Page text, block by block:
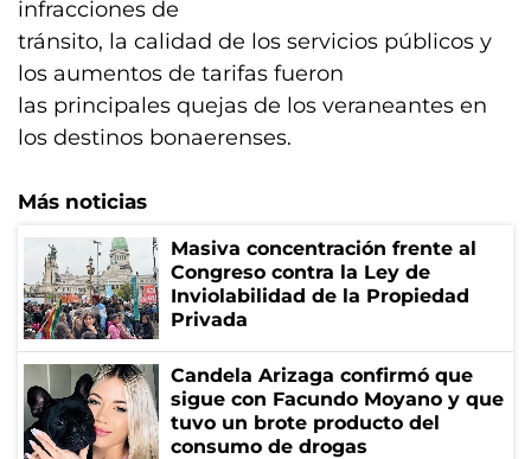
infracciones de
tránsito, la calidad de los servicios públicos y
los aumentos de tarifas fueron
las principales quejas de los veraneantes en
los destinos bonaerenses.
Más noticias
Masiva concentración frente al
Congreso contra la Ley de
Inviolabilidad de la Propiedad
Privada
Candela Arizaga confirmó que
sigue con Facundo Moyano y que
tuvo un brote producto del
consumo de drogas